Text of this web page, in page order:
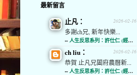
最新留言
2026-02-16
止凡：
多謝ch兄, 新年快樂...
-- 人生反思系列：許仕仁 (經濟通)
2026-02-16
ch liu：
恭賀 止凡兄闔府農曆新...
-- 人生反思系列：許仕仁 (經濟通)